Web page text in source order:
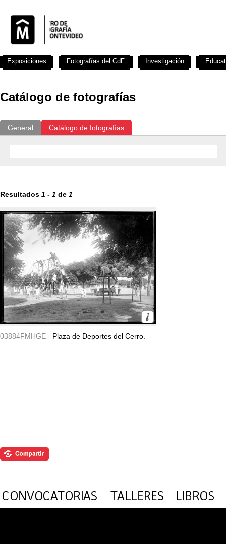
Catálogo de fotografías
General Catálogo de fotografías
Resultados 1 - 1 de 1
03884FMHGE - Plaza de Deportes del Cerro.
Exposiciones Fotografías del CdF Investigación